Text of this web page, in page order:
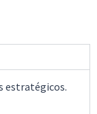
estratégicos.